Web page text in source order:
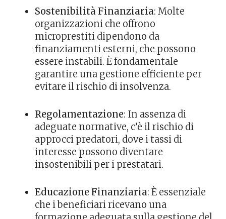
Sostenibilità Finanziaria: Molte
organizzazioni che offrono
microprestiti dipendono da
finanziamenti esterni, che possono
essere instabili. È fondamentale
garantire una gestione efficiente per
evitare il rischio di insolvenza.
Regolamentazione: In assenza di
adeguate normative, c’è il rischio di
approcci predatori, dove i tassi di
interesse possono diventare
insostenibili per i prestatari.
Educazione Finanziaria: È essenziale
che i beneficiari ricevano una